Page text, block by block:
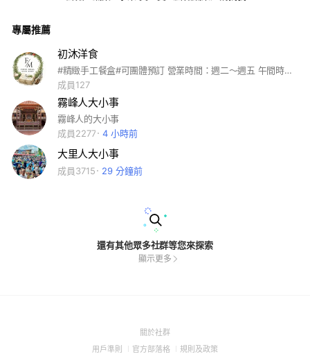
專屬推薦
初沐洋食
#精緻手工餐盒#可團體預訂 營業時間：週二～週五 午間時段：11:00～14:00
成員127
霧峰人大小事
霧峰人的大小事
成員2277
4 小時前
大里人大小事
成員3715 29 分鐘前
還有其他眾多社群等您來探索
顯示更多
關於社群(Open
用戶準則 (Open
官方部落格 (Open
規則及政策(Open